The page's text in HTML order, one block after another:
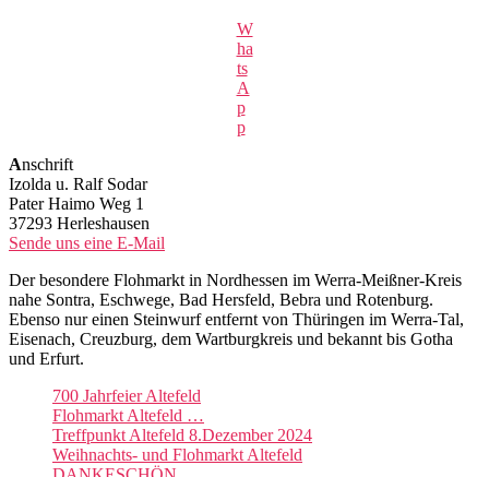
W
ha
ts
A
p
p
Anschrift
Izolda u. Ralf Sodar
Pater Haimo Weg 1
37293 Herleshausen
Sende uns eine E-Mail
Der besondere Flohmarkt in Nordhessen im Werra-Meißner-Kreis
nahe Sontra, Eschwege, Bad Hersfeld, Bebra und Rotenburg.
Ebenso nur einen Steinwurf entfernt von Thüringen im Werra-Tal,
Eisenach, Creuzburg, dem Wartburgkreis und bekannt bis Gotha
und Erfurt.
700 Jahrfeier Altefeld
Flohmarkt Altefeld …
Treffpunkt Altefeld 8.Dezember 2024
Weihnachts- und Flohmarkt Altefeld